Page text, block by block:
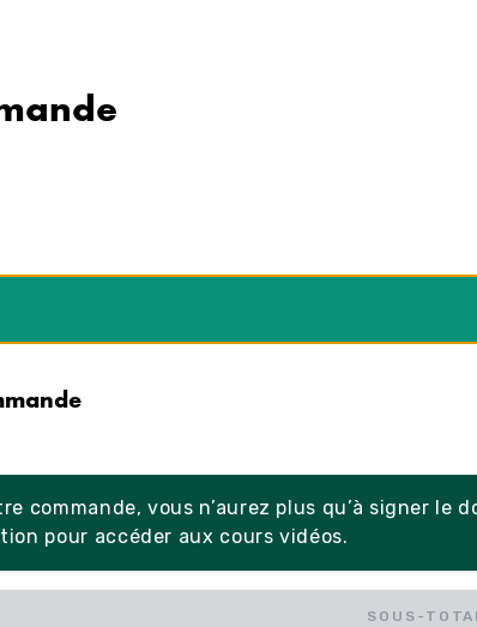
commande, vous n’aurez plus qu’à signer le
pour accéder aux cours vidéos.
SOUS-